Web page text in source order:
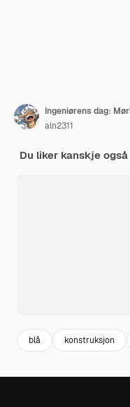
aln2311
Du liker kanskje også
blå konstruksjon